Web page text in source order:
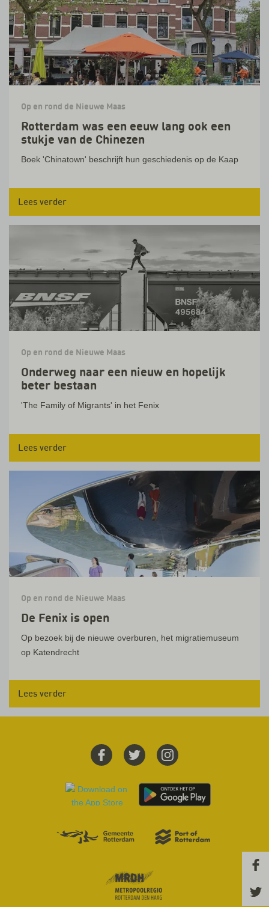
Op en rond de Nieuwe Maas
Rotterdam was een eeuw lang ook een
stukje van de Chinezen
Boek 'Chinatown' beschrijft hun geschiedenis op de Kaap
Lees verder
Op en rond de Nieuwe Maas
Onderweg naar een nieuw en hopelijk
beter bestaan
'The Family of Migrants' in het Fenix
Lees verder
Op en rond de Nieuwe Maas
De Fenix is open
Op bezoek bij de nieuwe overburen, het migratiemuseum
op Katendrecht
Lees verder